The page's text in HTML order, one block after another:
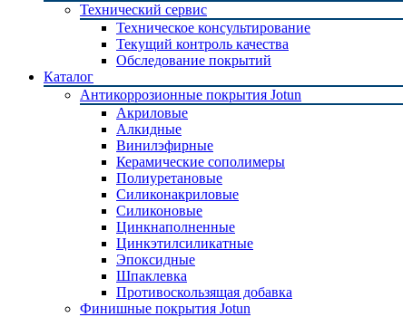
Технический сервис
Техническое консультирование
Текущий контроль качества
Обследование покрытий
Каталог
Антикоррозионные покрытия Jotun
Акриловые
Алкидные
Винилэфирные
Керамические сополимеры
Полиуретановые
Силиконакриловые
Силиконовые
Цинкнаполненные
Цинкэтилсиликатные
Эпоксидные
Шпаклевка
Противоскользящая добавка
Финишные покрытия Jotun